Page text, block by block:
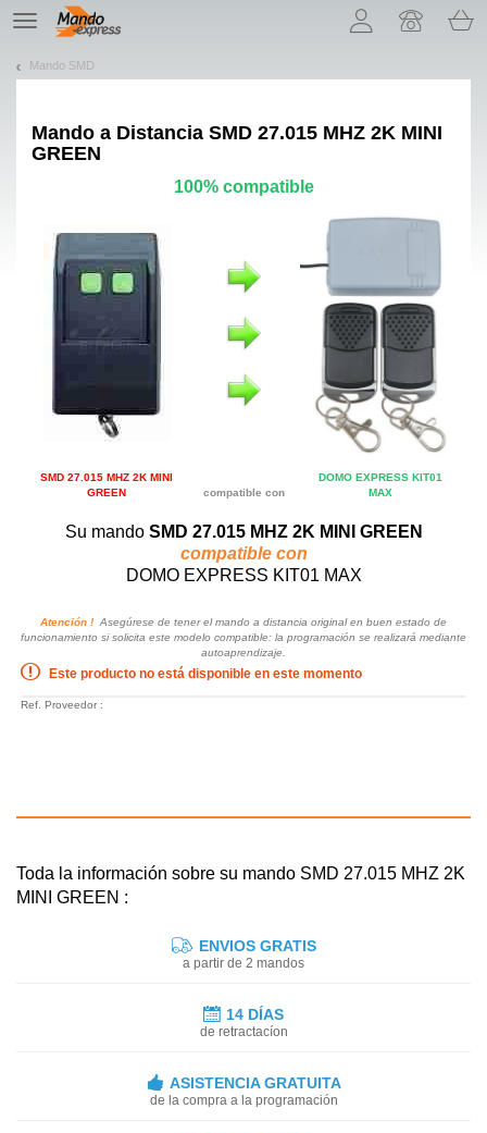
TE
navigation
Mando SMD
Mando a Distancia SMD 27.015 MHZ 2K MINI
GREEN
100% compatible
SMD 27.015 MHZ 2K MINI
GREEN
compatible con
DOMO EXPRESS KIT01
MAX
Su mando SMD 27.015 MHZ 2K MINI GREEN
compatible con
DOMO EXPRESS KIT01 MAX
Atención ! Asegúrese de tener el mando a distancia original en buen estado de
funcionamiento si solicita este modelo compatible: la programación se realizará mediante
autoaprendizaje.
Este producto no está disponible en este momento
Ref. Proveedor :
Toda la información sobre su mando SMD 27.015 MHZ 2K
MINI GREEN :
ENVIOS GRATIS
a partir de 2 mandos
14 DÍAS
de retractacíon
ASISTENCIA GRATUITA
de la compra a la programación
¡Permítenos presentarte nuestras cookies!